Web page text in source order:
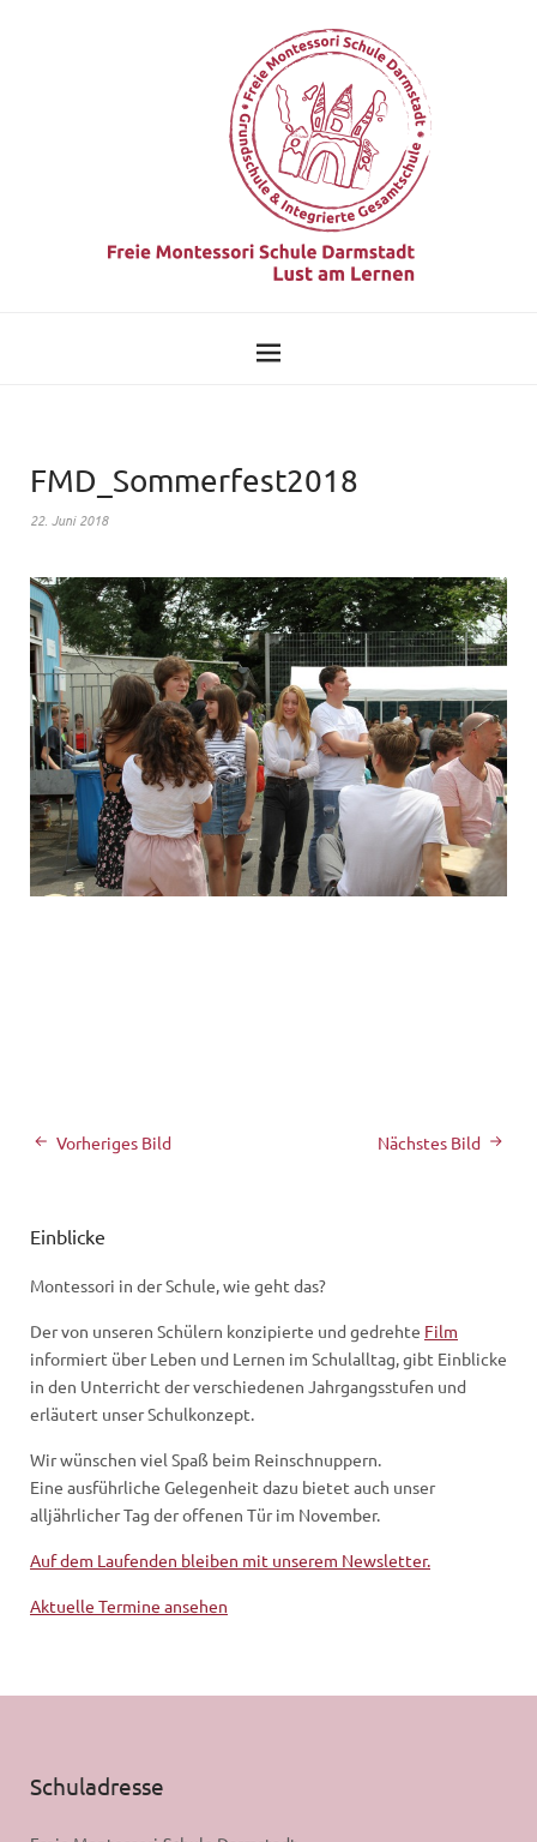
FMD_Sommerfest2018
22. Juni 2018
Nächstes Bild
Vorheriges Bild
Einblicke
Montessori in der Schule, wie geht das?
Der von unseren Schülern konzipierte und gedrehte Film
informiert über Leben und Lernen im Schulalltag, gibt Einblicke
in den Unterricht der verschiedenen Jahrgangsstufen und
erläutert unser Schulkonzept.
Wir wünschen viel Spaß beim Reinschnuppern.
Eine ausführliche Gelegenheit dazu bietet auch unser
alljährlicher Tag der offenen Tür im November.
Auf dem Laufenden bleiben mit unserem Newsletter.
Aktuelle Termine ansehen
Schuladresse